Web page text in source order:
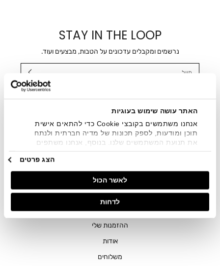
האתר עושה שימוש בעוגיות
אנחנו משתמשים בקובצי Cookie כדי להתאים אישית
תוכן ומודעות, לספק תכונות של מדיה חברתית ולנתח
את תנועת המשתמשים שלנו. בנוסף, אנחנו משתפים
מתחומי המדיה החברתית, הפרסום וניתוח הנתונים.
גורמים אלה עשויים לשלב את הנתונים האלה עם מידע
אחר שסיפקתם או שהם אספו בעקבות השימוש שעשיתם
בשירותים שלהם.
הצג פרטים
לאשר הכול
לדחות
STAY IN THE LOOP
נרשמים ומקבלים עדכונים על הטבות, מבצעים ועוד.
אני מאשר/ת ומסכימ/ה לקבלת דיוור ישיר, הודעות ופרסומים
SMS ועוד. המידע ייאסף בהתאם למדיניות הפרטיות של החברה.
צפייה במדיניות הפרטיות
חנויות
שירות לקוחות
ההזמנות שלי
אודות
משלוחים